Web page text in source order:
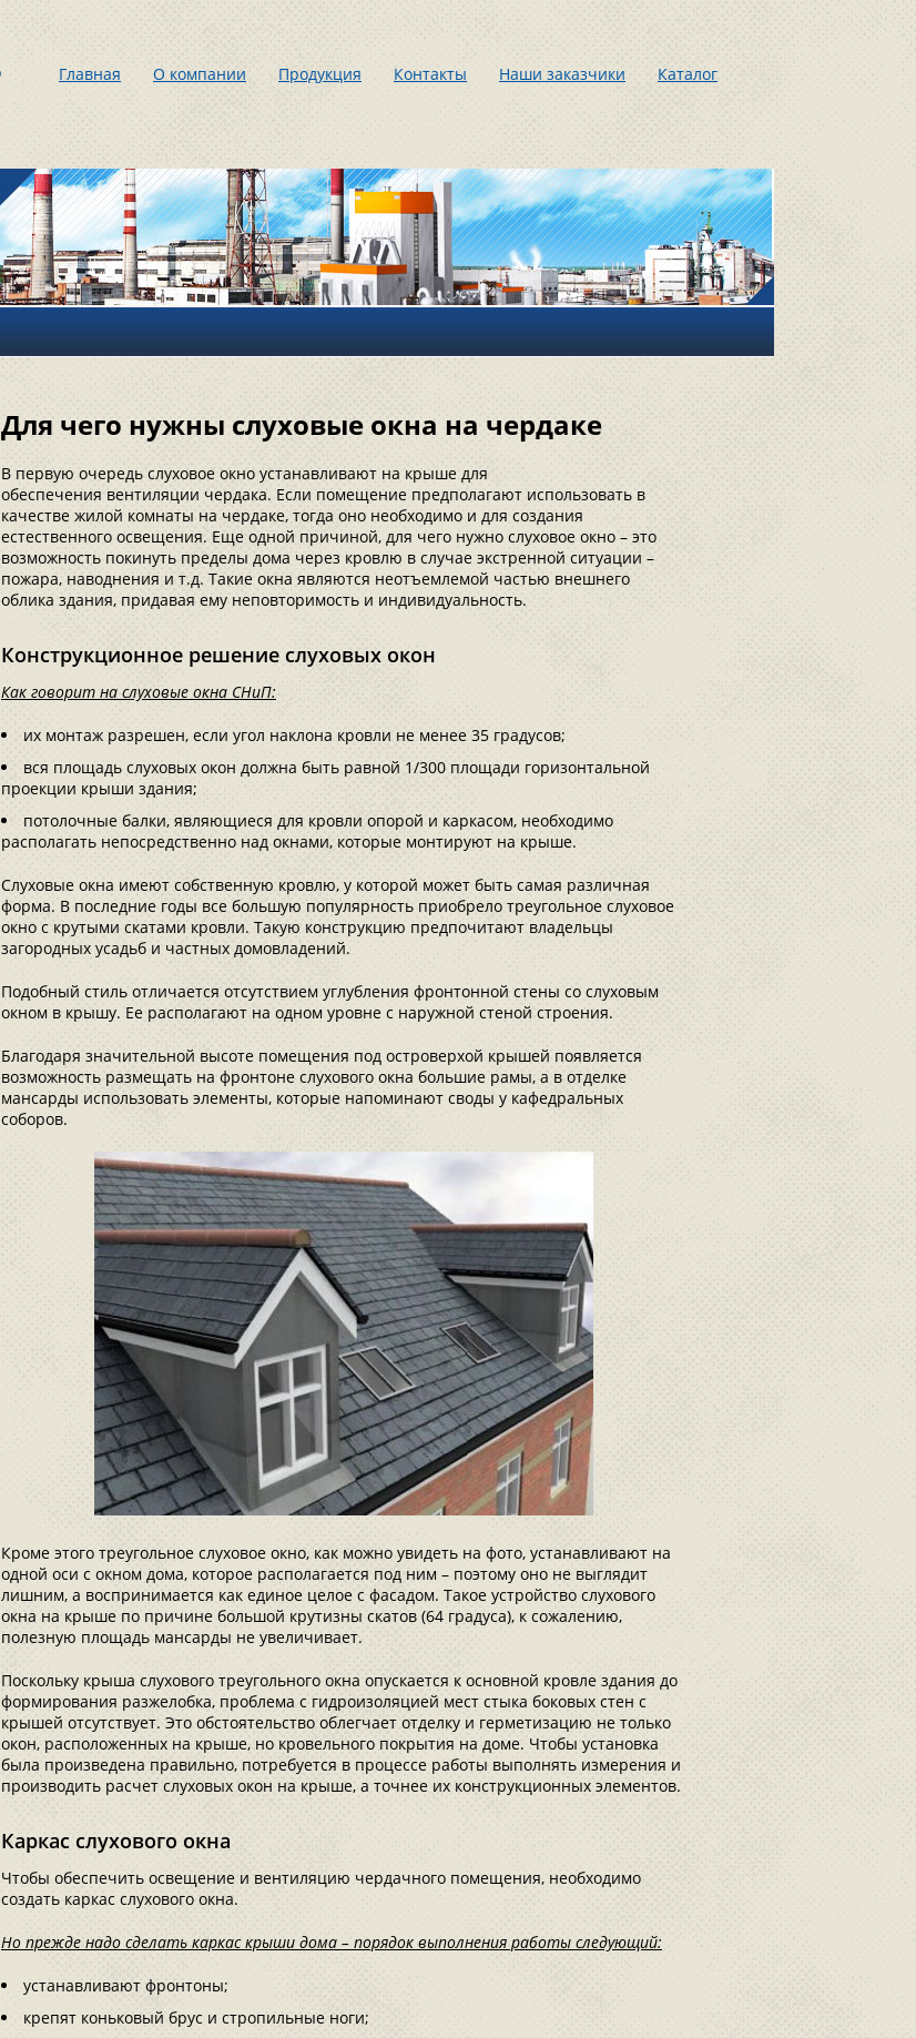
Главная О компании Продукция Контакты Наши заказчики Каталог
Для чего нужны слуховые окна на чердаке
В первую очередь слуховое окно устанавливают на крыше для
обеспечения вентиляции чердака. Если помещение предполагают использовать в
качестве жилой комнаты на чердаке, тогда оно необходимо и для создания
естественного освещения. Еще одной причиной, для чего нужно слуховое окно – это
возможность покинуть пределы дома через кровлю в случае экстренной ситуации –
пожара, наводнения и т.д. Такие окна являются неотъемлемой частью внешнего
облика здания, придавая ему неповторимость и индивидуальность.
Конструкционное решение слуховых окон
Как говорит на слуховые окна СНиП:
их монтаж разрешен, если угол наклона кровли не менее 35 градусов;
вся площадь слуховых окон должна быть равной 1/300 площади горизонтальной
проекции крыши здания;
потолочные балки, являющиеся для кровли опорой и каркасом, необходимо
располагать непосредственно над окнами, которые монтируют на крыше.
Слуховые окна имеют собственную кровлю, у которой может быть самая различная
форма. В последние годы все большую популярность приобрело треугольное слуховое
окно с крутыми скатами кровли. Такую конструкцию предпочитают владельцы
загородных усадьб и частных домовладений.
Подобный стиль отличается отсутствием углубления фронтонной стены со слуховым
окном в крышу. Ее располагают на одном уровне с наружной стеной строения.
Благодаря значительной высоте помещения под островерхой крышей появляется
возможность размещать на фронтоне слухового окна большие рамы, а в отделке
мансарды использовать элементы, которые напоминают своды у кафедральных
соборов.
Кроме этого треугольное слуховое окно, как можно увидеть на фото, устанавливают на
одной оси с окном дома, которое располагается под ним – поэтому оно не выглядит
лишним, а воспринимается как единое целое с фасадом. Такое устройство слухового
окна на крыше по причине большой крутизны скатов (64 градуса), к сожалению,
полезную площадь мансарды не увеличивает.
Поскольку крыша слухового треугольного окна опускается к основной кровле здания до
формирования разжелобка, проблема с гидроизоляцией мест стыка боковых стен с
крышей отсутствует. Это обстоятельство облегчает отделку и герметизацию не только
окон, расположенных на крыше, но кровельного покрытия на доме. Чтобы установка
была произведена правильно, потребуется в процессе работы выполнять измерения и
производить расчет слуховых окон на крыше, а точнее их конструкционных элементов.
Каркас слухового окна
Чтобы обеспечить освещение и вентиляцию чердачного помещения, необходимо
создать каркас слухового окна.
Но прежде надо сделать каркас крыши дома – порядок выполнения работы следующий:
устанавливают фронтоны;
крепят коньковый брус и стропильные ноги;